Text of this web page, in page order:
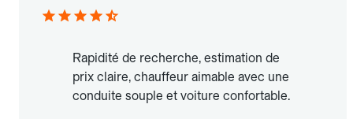
Rapidité de recherche, estimation de
prix claire, chauffeur aimable avec une
conduite souple et voiture confortable.